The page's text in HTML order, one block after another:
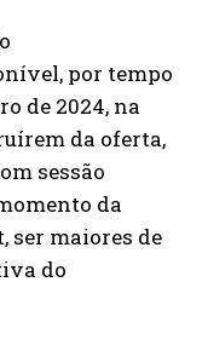
por tempo
de 2024, na
da oferta,
sessão
da
ser maiores de
do